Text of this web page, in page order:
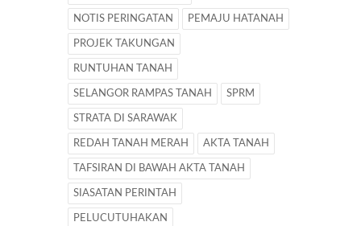
NOTIS PERINGATAN PEMAJU HATANAH
PROJEK TAKUNGAN
RUNTUHAN TANAH
SELANGOR RAMPAS TANAH SPRM
STRATA DI SARAWAK
REDAH TANAH MERAH AKTA TANAH
TAFSIRAN DI BAWAH AKTA TANAH
SIASATAN PERINTAH
PELUCUTUHAKAN